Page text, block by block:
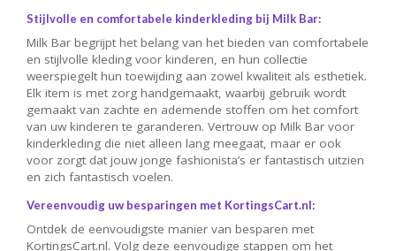
Stijlvolle en comfortabele kinderkleding bij Milk Bar:
Milk Bar begrijpt het belang van het bieden van comfortabele
en stijlvolle kleding voor kinderen, en hun collectie
weerspiegelt hun toewijding aan zowel kwaliteit als esthetiek.
Elk item is met zorg handgemaakt, waarbij gebruik wordt
gemaakt van zachte en ademende stoffen om het comfort
van uw kinderen te garanderen. Vertrouw op Milk Bar voor
kinderkleding die niet alleen lang meegaat, maar er ook
voor zorgt dat jouw jonge fashionista’s er fantastisch uitzien
en zich fantastisch voelen.
Vereenvoudig uw besparingen met KortingsCart.nl:
Ontdek de eenvoudigste manier van besparen met
KortingsCart.nl. Volg deze eenvoudige stappen om het